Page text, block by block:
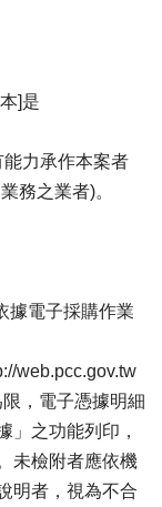
]是
力承作本案者
務之業者)。
據電子採購作業
web.pcc.gov.tw
，電子憑據明細
」之功能列印，
未檢附者應依機
明者，視為不合